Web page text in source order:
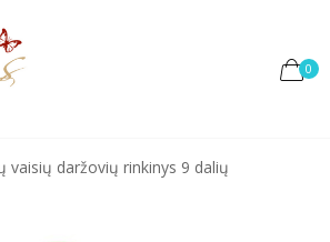
0
vaisių daržovių rinkinys 9 dalių